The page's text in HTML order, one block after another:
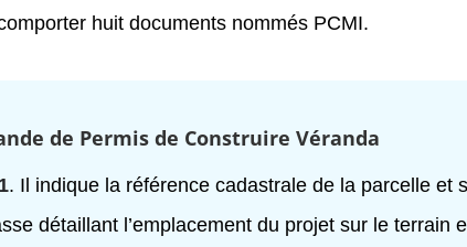
huit documents nommés PCMI.
de Permis de Construire Véranda
. Il indique la référence cadastrale de la parcelle et
détaillant l’emplacement du projet sur le terrain